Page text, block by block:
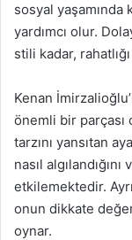
sosyal
yardımcı olur.
stili kadar,
Kenan
önemli bir
tarzını yansıtan
nasıl
etkilemektedir.
onun dikkate
oynar.